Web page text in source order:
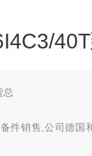
总
件销售,公司德国